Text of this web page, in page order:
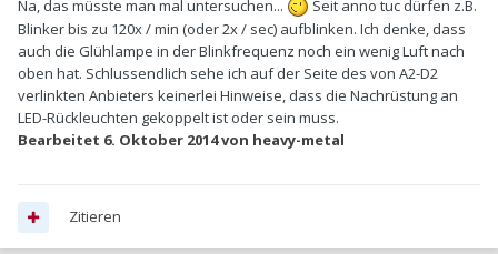
Na, das müsste man mal untersuchen...
Seit anno tuc dürfen z.B.
Blinker bis zu 120x / min (oder 2x / sec) aufblinken. Ich denke, dass
auch die Glühlampe in der Blinkfrequenz noch ein wenig Luft nach
oben hat. Schlussendlich sehe ich auf der Seite des von A2-D2
verlinkten Anbieters keinerlei Hinweise, dass die Nachrüstung an
LED-Rückleuchten gekoppelt ist oder sein muss.
Bearbeitet 6. Oktober 2014von heavy-metal
Zitieren